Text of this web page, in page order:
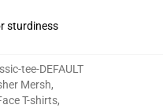
sturdiness
tee-DEFAULT
Mersh,
T-shirts,